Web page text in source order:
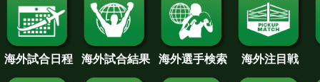
海外試合日程 海外試合結果 海外選手検索 海外注目戦